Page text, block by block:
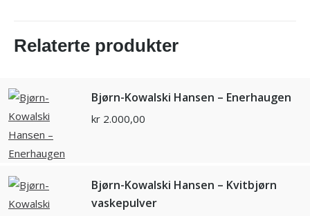
Relaterte produkter
Bjørn-Kowalski Hansen – Enerhaugen
kr 2.000,00
Bjørn-Kowalski Hansen – Kvitbjørn
vaskepulver